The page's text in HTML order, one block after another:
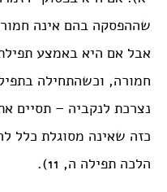
שההפסקה בהם אינה
אבל אם היא באמצע
חמורה, וכשהתחילה
נצרכת לנקביה – תסיים
כזה שאינה מסוגלת כלל
הלכה תפילה ה, 11).